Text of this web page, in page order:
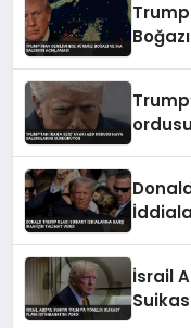
İsrail